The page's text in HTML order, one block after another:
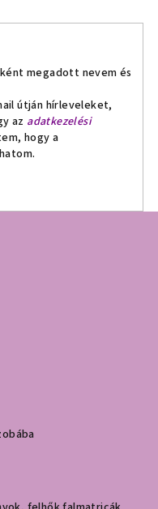
megadott nevem és
útján hírleveleket,
az adatkezelési
hogy a